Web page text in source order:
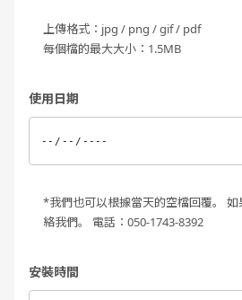
上傳格式：jpg / png / gif / pdf
每個檔的最大大小：1.5MB
使用日期
*我們也可以根據當天的空檔回覆。
絡我們。 電話：050-1743-8392
安裝時間